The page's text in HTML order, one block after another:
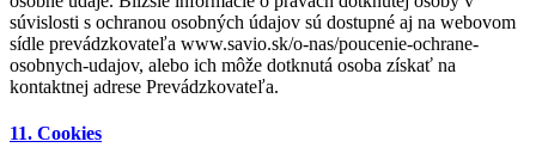
súvislosti s ochranou osobných údajov sú dostupné aj na webovom
sídle prevádzkovateľa www.savio.sk/o-nas/poucenie-ochrane-
osobnych-udajov, alebo ich môže dotknutá osoba získať na
kontaktnej adrese Prevádzkovateľa.
11. Cookies